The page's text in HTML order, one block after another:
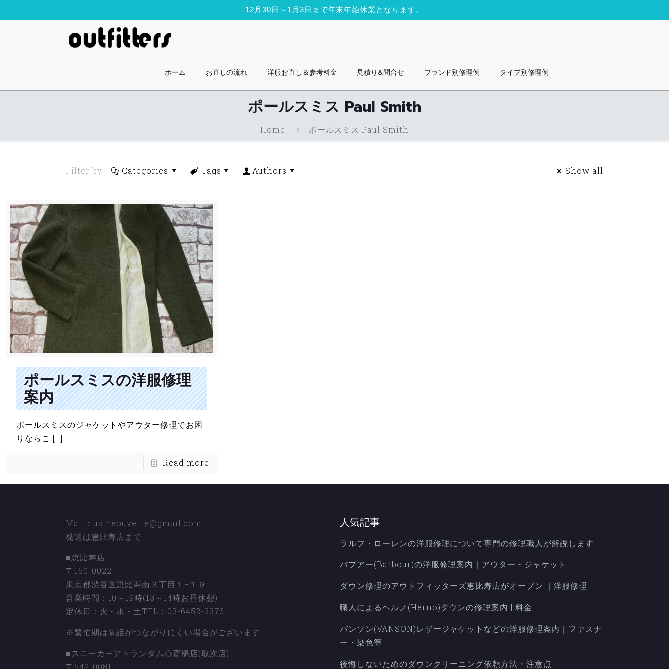
12月30日～1月3日まで年末年始休業となります。
ホーム お直しの流れ 洋服お直し＆参考料金 見積り&問合せ ブランド別修理例 タイプ別修理例
ポールスミス Paul Smith
Home ポールスミス Paul Smith
Filter by Categories Tags Authors Show all
ポールスミスの洋服修理
案内
ポールスミスのジャケットやアウター修理でお困
りならこ […]
Read more
Mail：usineouverte@gmail.com
発送は恵比寿店まで
■恵比寿店
〒150-0022
東京都渋谷区恵比寿南３丁目１−１９
営業時間：10～19時(13～14時お昼休憩)
定休日：火・水・土TEL：03-6452-3376
※繁忙期は電話がつながりにくい場合がございます
■スニーカーアトランダム心斎橋店(取次店)
〒542-0081
人気記事
ラルフ・ローレンの洋服修理について専門の修理職人が解説します
バブアー(Barbour)の洋服修理案内｜アウター・ジャケット
ダウン修理のアウトフィッターズ恵比寿店がオープン!｜洋服修理
職人によるヘルノ(Herno)ダウンの修理案内 | 料金
バンソン(VANSON)レザージャケットなどの洋服修理案内｜ファスナ
ー・染色等
後悔しないためのダウンクリーニング依頼方法・注意点